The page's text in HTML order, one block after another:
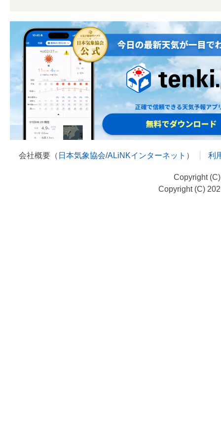
会社概要（ 日本気象協会/ALiNKインターネット ） 利
Copyright
Copyright (C)